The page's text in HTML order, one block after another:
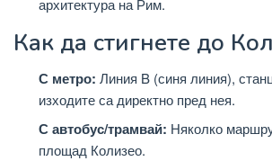
архитектура на Рим.
Как да стигнете до
С метро: Линия B (синя линия),
изходите са директно пред нея.
С автобус/трамвай: Няколко
площад Колизео.